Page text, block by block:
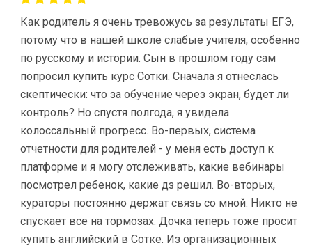
Как родитель я очень тревожусь за результаты ЕГЭ,
потому что в нашей школе слабые учителя, особенно
по русскому и истории. Сын в прошлом году сам
попросил купить курс Сотки. Сначала я отнеслась
скептически: что за обучение через экран, будет ли
контроль? Но спустя полгода, я увидела
колоссальный прогресс. Во-первых, система
отчетности для родителей - у меня есть доступ к
платформе и я могу отслеживать, какие вебинары
посмотрел ребенок, какие дз решил. Во-вторых,
кураторы постоянно держат связь со мной. Никто не
спускает все на тормозах. Дочка теперь тоже просит
купить английский в Сотке. Из организационных